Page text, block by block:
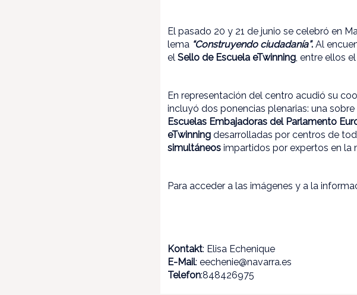
El pasado 20 y 21 de junio se celebró en
lema “Construyendo ciudadanía”. Al
elSello de Escuela eTwinning, entre ellos
En representación del centro acudió su
incluyó dos ponencias plenarias: una sobre
Escuelas Embajadoras del Parlamento
eTwinning desarrolladas por centros de
simultáneos impartidos por expertos en la
Para acceder a las imágenes y a la
Kontakt: Elisa Echenique
E-Mail: eechenie@navarra.es
Telefon:848426975